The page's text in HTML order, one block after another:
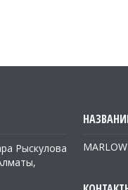
Рыскулова
MARLOW